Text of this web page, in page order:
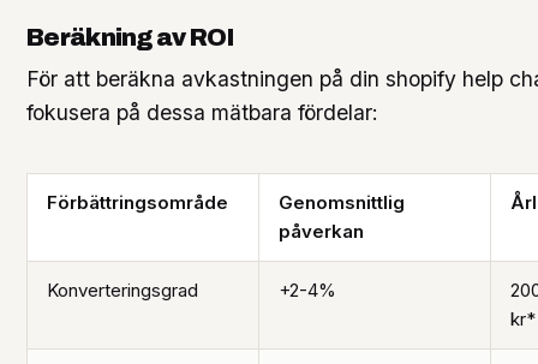
Beräkning av ROI
För att beräkna avkastningen på din shopify help
fokusera på dessa mätbara fördelar:
Förbättringsområde
Genomsnittlig
påverkan
Konverteringsgrad +2-4%
kr*